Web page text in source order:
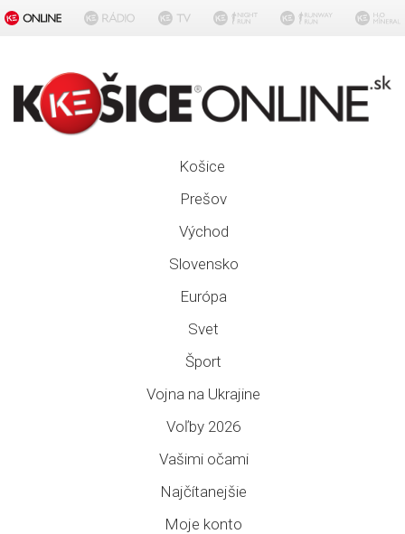
Košice
Prešov
Východ
Slovensko
Európa
Svet
Šport
Vojna na Ukrajine
Voľby 2026
Vašimi očami
Najčítanejšie
Moje konto